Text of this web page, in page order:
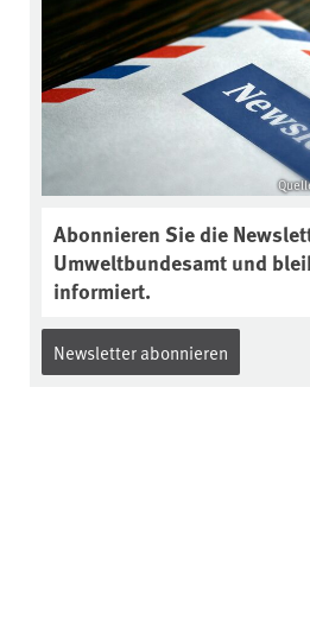
Abonnieren Sie die
Umweltbundesamt und
informiert.
Newsletter abonnieren